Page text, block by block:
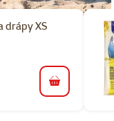
drápy XS
do košíku